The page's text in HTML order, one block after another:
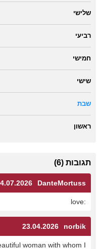
שלישי
רביעי
חמישי
שישי
שבת
ראשון
תגובות (6)
DanteMortuss
:love
norbik
23.04.2026
woman with whom I